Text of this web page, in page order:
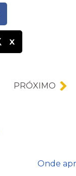
X
PRÓXIMO